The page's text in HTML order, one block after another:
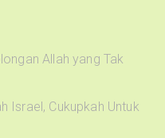
Allah yang Tak
Israel, Cukupkah Untuk